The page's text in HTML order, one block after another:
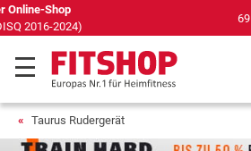
69 Fachmärkte vor Ort mit 75
Taurus Rudergerät